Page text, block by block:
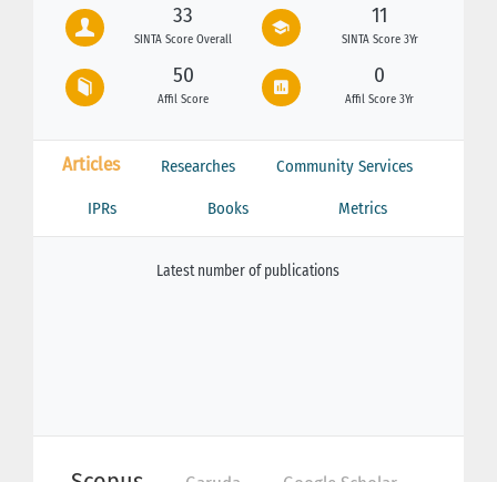
33
SINTA Score Overall
11
SINTA Score 3Yr
50
Affil Score
0
Affil Score 3Yr
Articles Researches Community Services
IPRs Books Metrics
Latest number of publications